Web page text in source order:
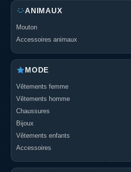
ANIMAUX
Mouton
Accessoires animaux
MODE
Vêtements femme
Vêtements homme
Chaussures
Bijoux
Vêtements enfants
Accessoires